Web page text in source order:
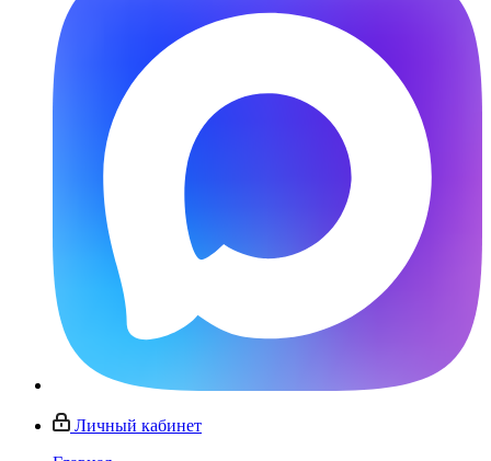
Личный кабинет